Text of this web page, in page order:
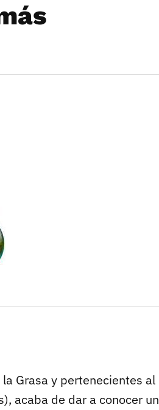
Grasa y pertenecientes al
acaba de dar a conocer un